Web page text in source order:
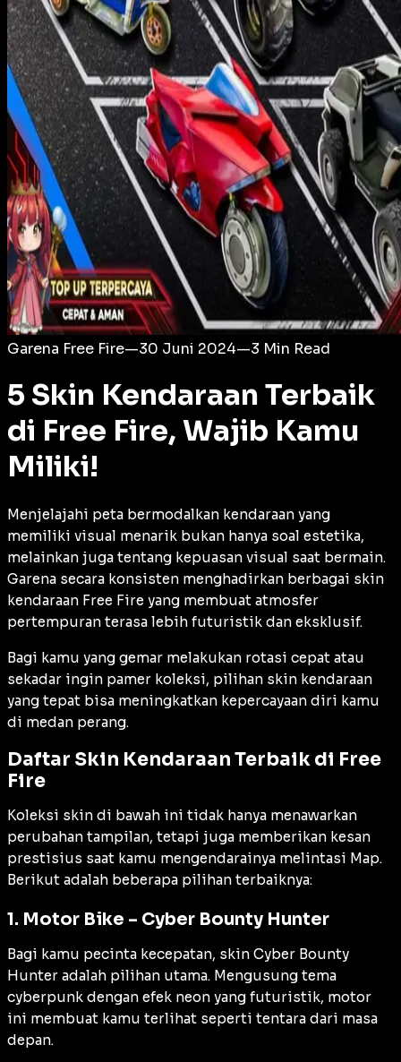
Login
Garena Free Fire—30 Juni 2024—3 Min Read
5 Skin Kendaraan Terbaik
di Free Fire, Wajib Kamu
Miliki!
Menjelajahi peta bermodalkan kendaraan yang
memiliki visual menarik bukan hanya soal estetika,
melainkan juga tentang kepuasan visual saat bermain.
Garena secara konsisten menghadirkan berbagai skin
kendaraan Free Fire yang membuat atmosfer
pertempuran terasa lebih futuristik dan eksklusif.
Bagi kamu yang gemar melakukan rotasi cepat atau
sekadar ingin pamer koleksi, pilihan skin kendaraan
yang tepat bisa meningkatkan kepercayaan diri kamu
di medan perang.
Daftar Skin Kendaraan Terbaik di Free
Fire
Koleksi skin di bawah ini tidak hanya menawarkan
perubahan tampilan, tetapi juga memberikan kesan
prestisius saat kamu mengendarainya melintasi Map.
Berikut adalah beberapa pilihan terbaiknya:
1. Motor Bike – Cyber Bounty Hunter
Bagi kamu pecinta kecepatan, skin Cyber Bounty
Hunter adalah pilihan utama. Mengusung tema
cyberpunk dengan efek neon yang futuristik, motor
ini membuat kamu terlihat seperti tentara dari masa
depan.